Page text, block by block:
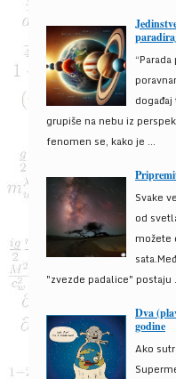
grupiše na nebu iz
fenomen se, kako je ...
Svake
od
možete
"zvezde padalice" postaju
Dva
godine
Ako